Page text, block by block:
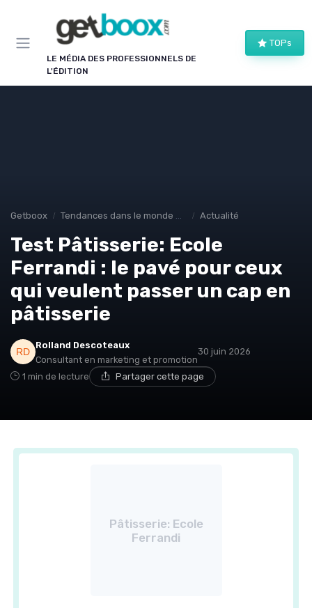
LE MÉDIA DES PROFESSIONNELS DE
L'ÉDITION
TOPs
Getboox Tendances dans le monde du livre Actualité
Test Pâtisserie: Ecole
Ferrandi : le pavé pour ceux
qui veulent passer un cap en
pâtisserie
Rolland Descoteaux
Consultant en marketing et promotion
30 juin 2026
1 min de lecture Partager cette page
Pâtisserie: Ecole
Ferrandi